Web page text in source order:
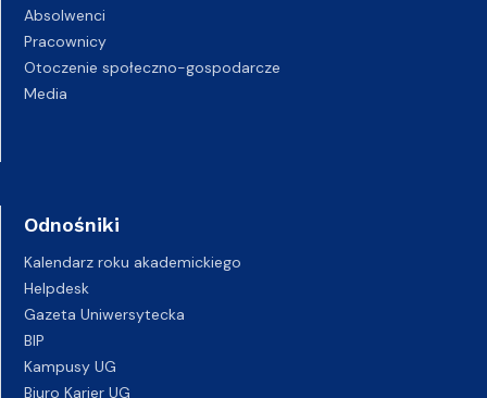
Absolwenci
Pracownicy
Otoczenie społeczno-gospodarcze
Media
Odnośniki
Kalendarz roku akademickiego
Helpdesk
Gazeta Uniwersytecka
BIP
Kampusy UG
Biuro Karier UG